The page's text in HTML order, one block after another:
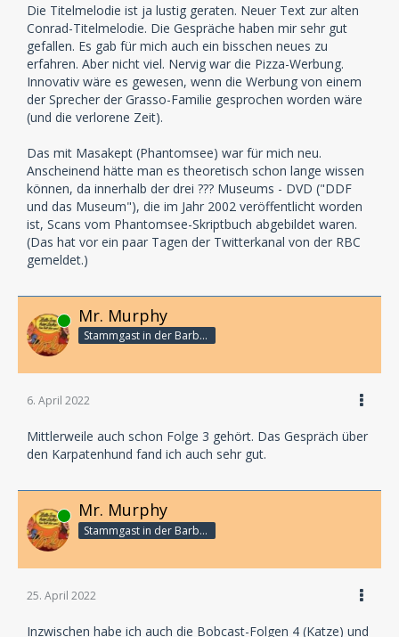
Die Titelmelodie ist ja lustig geraten. Neuer Text zur alten
Conrad-Titelmelodie. Die Gespräche haben mir sehr gut
gefallen. Es gab für mich auch ein bisschen neues zu
erfahren. Aber nicht viel. Nervig war die Pizza-Werbung.
Innovativ wäre es gewesen, wenn die Werbung von einem
der Sprecher der Grasso-Familie gesprochen worden wäre
(und die verlorene Zeit).
Das mit Masakept (Phantomsee) war für mich neu.
Anscheinend hätte man es theoretisch schon lange wissen
können, da innerhalb der drei ??? Museums - DVD ("DDF
und das Museum"), die im Jahr 2002 veröffentlicht worden
ist, Scans vom Phantomsee-Skriptbuch abgebildet waren.
(Das hat vor ein paar Tagen der Twitterkanal von der RBC
gemeldet.)
Online Mr. Murphy
Stammgast in der Barbarabar
6. April 2022
Mittlerweile auch schon Folge 3 gehört. Das Gespräch über
den Karpatenhund fand ich auch sehr gut.
Online Mr. Murphy
Stammgast in der Barbarabar
25. April 2022
Inzwischen habe ich auch die Bobcast-Folgen 4 (Katze) und